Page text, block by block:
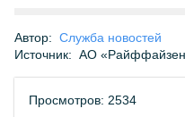
Автор: Служба новостей
Источник: АО
Просмотров: 2534